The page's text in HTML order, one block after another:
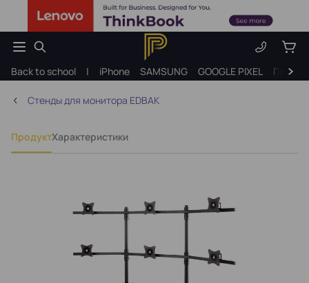
Back to school | iPhone SAMSUNG GOOGLE PIXEL
Стенды для монитора EDBAK
ПродуктХарактеристики